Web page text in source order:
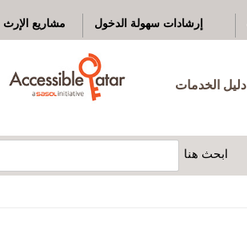
إرشادات سهولة الدخول مشاريع الإرث
دليل الخدمات
ابحث هنا